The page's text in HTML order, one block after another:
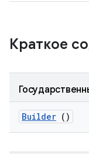
Краткое
Builder ()